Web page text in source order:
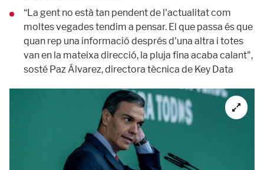
“La gent no està tan pendent de l'actualitat com
moltes vegades tendim a pensar. El que passa és que
quan rep una informació després d'una altra i totes
van en la mateixa direcció, la pluja fina acaba calant",
sosté Paz Álvarez, directora tècnica de Key Data